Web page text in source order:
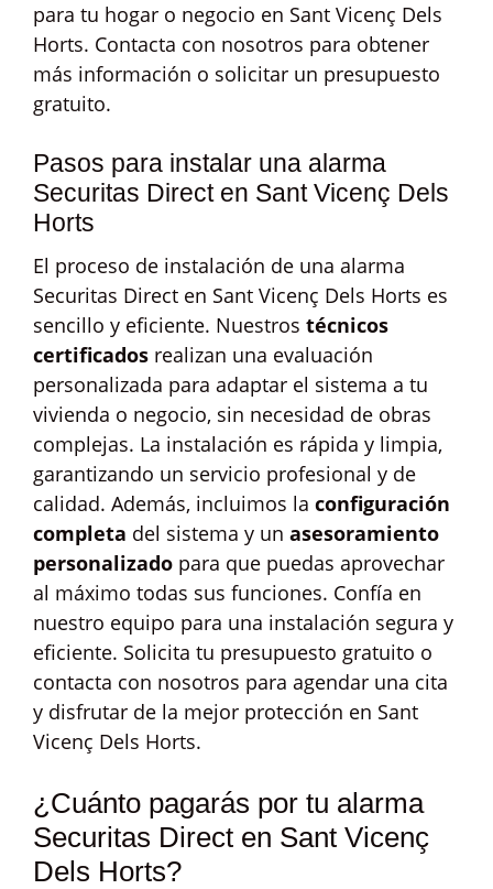
para tu hogar o negocio en Sant Vicenç Dels
Horts. Contacta con nosotros para obtener
más información o solicitar un presupuesto
gratuito.
Pasos para instalar una alarma
Securitas Direct en Sant Vicenç Dels
Horts
El proceso de instalación de una alarma
Securitas Direct en Sant Vicenç Dels Horts es
sencillo y eficiente. Nuestros técnicos
certificados realizan una evaluación
personalizada para adaptar el sistema a tu
vivienda o negocio, sin necesidad de obras
complejas. La instalación es rápida y limpia,
garantizando un servicio profesional y de
calidad. Además, incluimos la configuración
completa del sistema y un asesoramiento
personalizado para que puedas aprovechar
al máximo todas sus funciones. Confía en
nuestro equipo para una instalación segura y
eficiente. Solicita tu presupuesto gratuito o
contacta con nosotros para agendar una cita
y disfrutar de la mejor protección en Sant
Vicenç Dels Horts.
¿Cuánto pagarás por tu alarma
Securitas Direct en Sant Vicenç
Dels Horts?